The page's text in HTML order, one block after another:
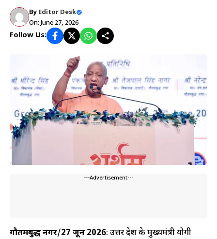
By Editor Desk
On: June 27, 2026
Follow Us:
---Advertisement---
गौतमबुद्ध नगर/27 जून 2026: उत्तर प्रदेश के मुख्यमंत्री योगी